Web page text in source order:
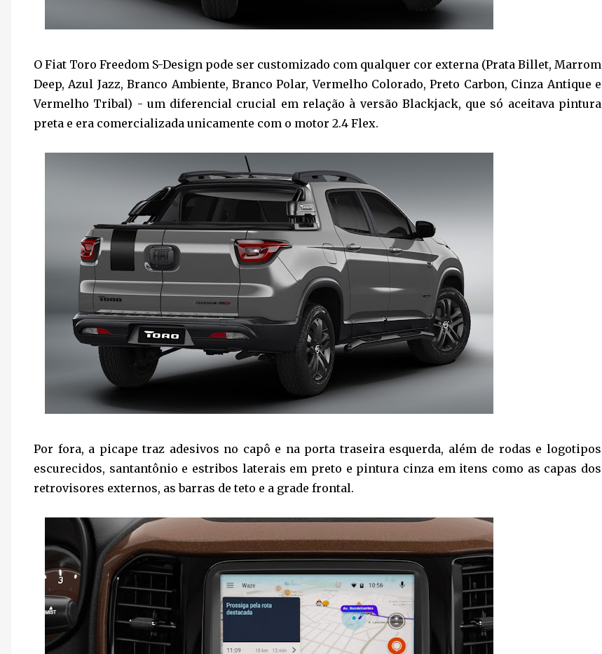
O Fiat Toro Freedom S-Design pode ser customizado com qualquer cor externa (Prata Billet, Marrom
Deep, Azul Jazz, Branco Ambiente, Branco Polar, Vermelho Colorado, Preto Carbon, Cinza Antique e
Vermelho Tribal) - um diferencial crucial em relação à versão Blackjack, que só aceitava pintura
preta e era comercializada unicamente com o motor 2.4 Flex.
Por fora, a picape traz adesivos no capô e na porta traseira esquerda, além de rodas e logotipos
escurecidos, santantônio e estribos laterais em preto e pintura cinza em itens como as capas dos
retrovisores externos, as barras de teto e a grade frontal.